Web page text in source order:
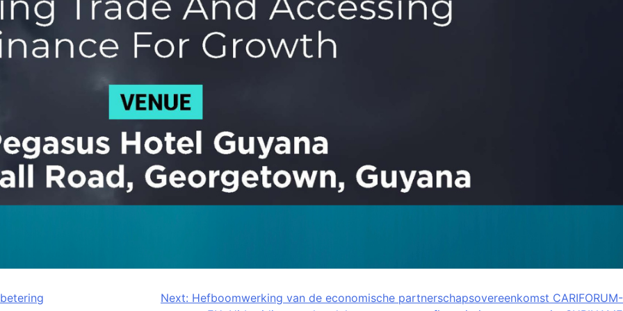
Next: Hefboomwerking van de economische partnerschapsovereenkomst CARIFORUM-